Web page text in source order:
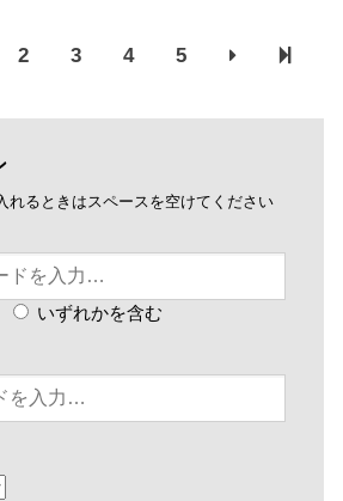
2 3 4 5
れるときはスペースを空けてください
いずれかを含む